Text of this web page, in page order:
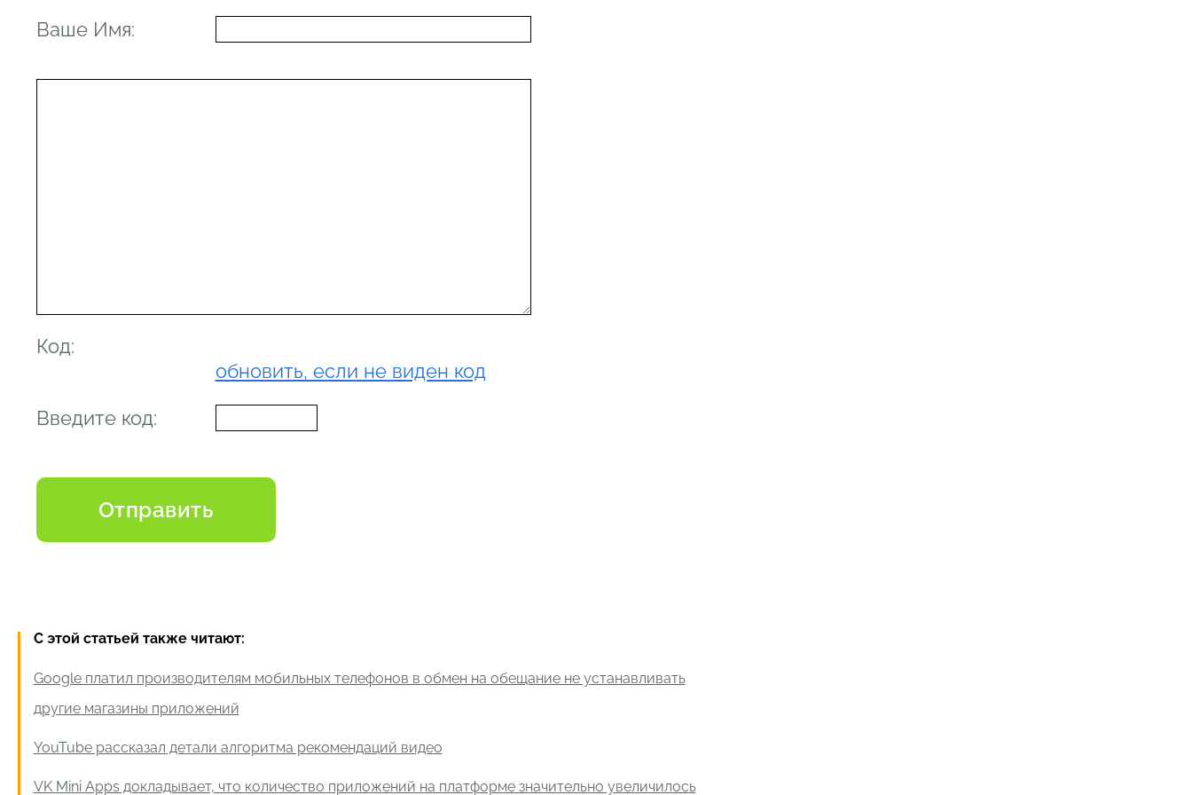
Ваше Имя:
Код:
обновить, если не виден код
Введите код:
С этой статьей также читают:
Google платил производителям мобильных телефонов в обмен на обещание не устанавливать
другие магазины приложений
YouTube рассказал детали алгоритма рекомендаций видео
VK Mini Apps докладывает, что количество приложений на платформе значительно увеличилось